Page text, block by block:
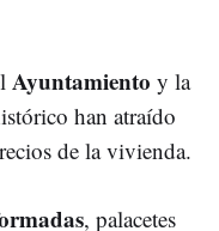
Ayuntamiento y la
han atraído
de la vivienda.
, palacetes